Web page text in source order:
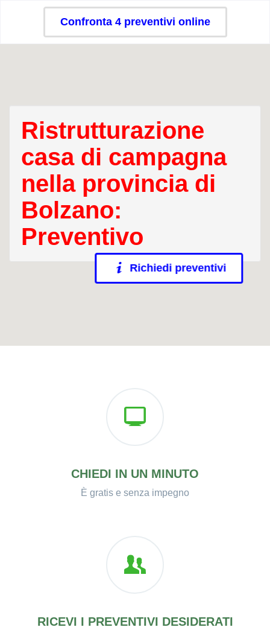
Confronta 4 preventivi online
Ristrutturazione
casa di campagna
nella provincia di
Bolzano:
Preventivo
Richiedi preventivi
CHIEDI IN UN MINUTO
È gratis e senza impegno
RICEVI I PREVENTIVI DESIDERATI